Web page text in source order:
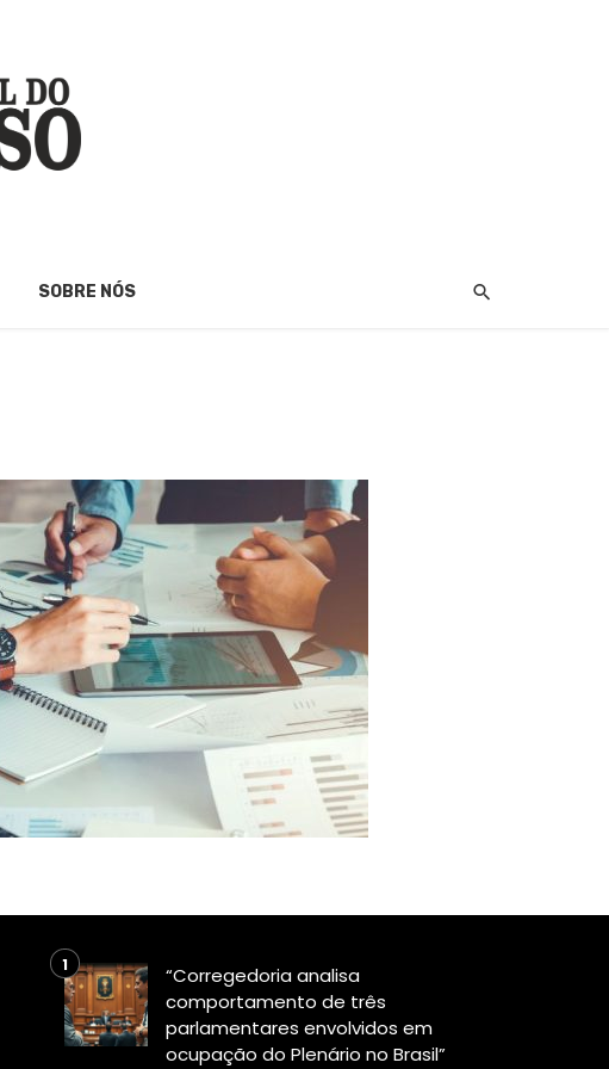
SOBRE NÓS
“Corregedoria analisa
comportamento de três
parlamentares envolvidos em
ocupação do Plenário no Brasil”